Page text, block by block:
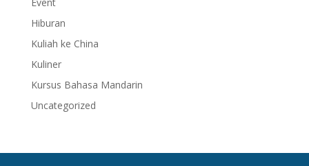
Hiburan
Kuliah ke China
Kuliner
Kursus Bahasa Mandarin
Uncategorized